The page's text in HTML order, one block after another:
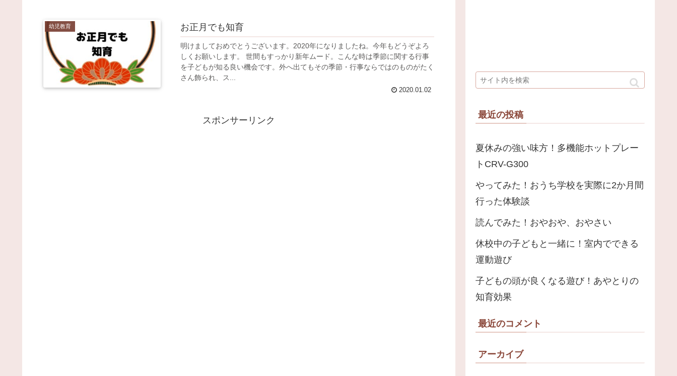
幼児教育 お正月でも知育
明けましておめでとうございます。2020年になりましたね。今年もどうぞよろ
しくお願いします。 世間もすっかり新年ムード。こんな時は季節に関する行事
を子どもが知る良い機会です。外へ出てもその季節・行事ならではのものがたく
さん飾られ、ス...
2020.01.02
スポンサーリンク
最近の投稿
夏休みの強い味方！多機能ホットプレー
トCRV-G300
やってみた！おうち学校を実際に2か月間
行った体験談
読んでみた！おやおや、おやさい
休校中の子どもと一緒に！室内でできる
運動遊び
子どもの頭が良くなる遊び！あやとりの
知育効果
最近のコメント
アーカイブ